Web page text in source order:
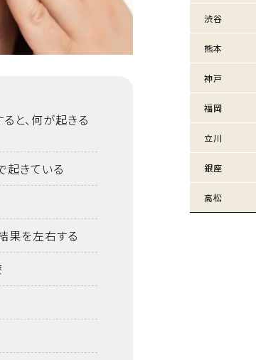
と、何が起きる
起きている
果を左右する
渋谷
熊本
神戸
福岡
立川
銀座
高松